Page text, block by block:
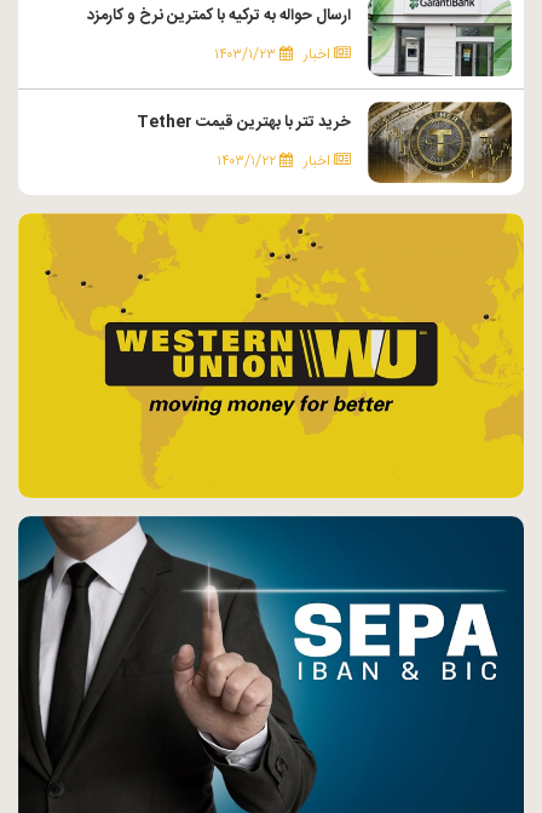
ارسال حواله به ترکیه با کمترین نرخ و کارمزد
اخبار ۱۴۰۳/۱/۲۳
خرید تتر با بهترین قیمت Tether
اخبار ۱۴۰۳/۱/۲۲